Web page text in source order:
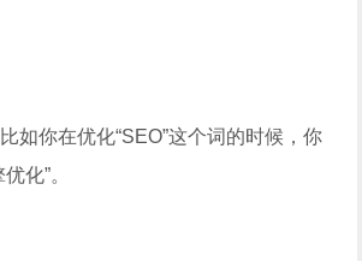
如你在优化“SEO”这个词的时候，你
化”。